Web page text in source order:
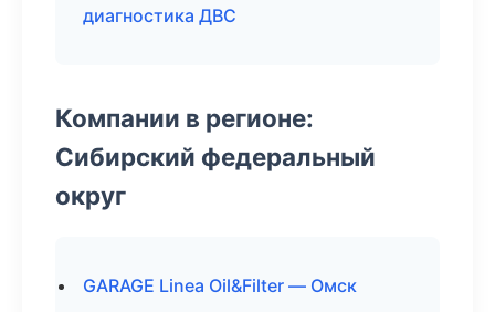
диагностика ДВС
Компании в регионе:
Сибирский федеральный
округ
GARAGE Linea Oil&Filter — Омск